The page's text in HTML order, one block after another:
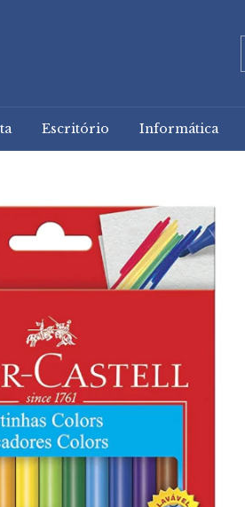
Escritório Informática